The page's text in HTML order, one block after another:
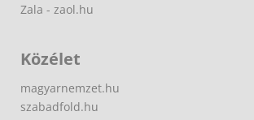
Zala - zaol.hu
Közélet
magyarnemzet.hu
szabadfold.hu